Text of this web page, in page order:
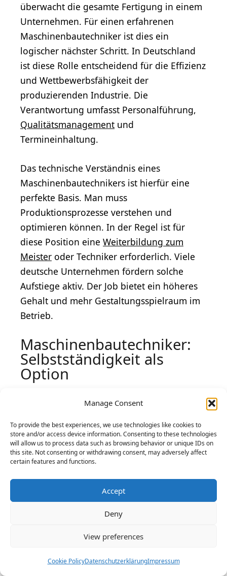
Manage Consent
To provide the best experiences, we use technologies like cookies to
store and/or access device information. Consenting to these technologies
will allow us to process data such as browsing behavior or unique IDs on
this site. Not consenting or withdrawing consent, may adversely affect
certain features and functions.
Accept
Deny
View preferences
Cookie PolicyDatenschutzerklärungImpressum
überwacht die gesamte Fertigung in einem
Unternehmen. Für einen erfahrenen
Maschinenbautechniker ist dies ein
logischer nächster Schritt. In Deutschland
ist diese Rolle entscheidend für die Effizienz
und Wettbewerbsfähigkeit der
produzierenden Industrie. Die
Verantwortung umfasst Personalführung,
Qualitätsmanagement und
Termineinhaltung.
Das technische Verständnis eines
Maschinenbautechnikers ist hierfür eine
perfekte Basis. Man muss
Produktionsprozesse verstehen und
optimieren können. In der Regel ist für
diese Position eine Weiterbildung zum
Meister oder Techniker erforderlich. Viele
deutsche Unternehmen fördern solche
Aufstiege aktiv. Der Job bietet ein höheres
Gehalt und mehr Gestaltungsspielraum im
Betrieb.
Maschinenbautechniker:
Selbstständigkeit als
Option
Option für Maschinenbautechniker in
Deutschland. Der starke industrielle
Mittelstand bietet viele Chancen für
Fachkräfte. Sie können sich mit einem
eigenen Ingenieurbüro oder einem
spezialisierten Handwerksbetrieb
unerlässlich. Sie müssen einen tragfähigen
Businessplan erstellen und die